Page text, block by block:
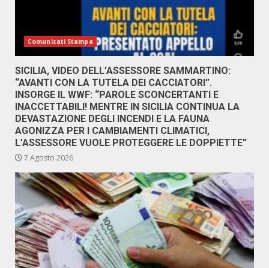
Comunicati Stampa
SICILIA, VIDEO DELL’ASSESSORE SAMMARTINO:
“AVANTI CON LA TUTELA DEI CACCIATORI”.
INSORGE IL WWF: “PAROLE SCONCERTANTI E
INACCETTABILI! MENTRE IN SICILIA CONTINUA LA
DEVASTAZIONE DEGLI INCENDI E LA FAUNA
AGONIZZA PER I CAMBIAMENTI CLIMATICI,
L’ASSESSORE VUOLE PROTEGGERE LE DOPPIETTE”
7 Agosto 2026